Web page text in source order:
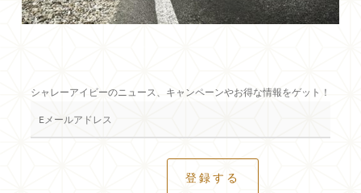
シャレーアイビーのニュース、キャンペーンやお得な情報をゲット！